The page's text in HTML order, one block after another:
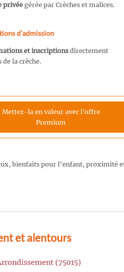
privée gérée par Crèches et malices.
d'admission
et inscriptionsdirectement
de la crèche.
Mettez-la en valeur avec l'offre
Premium
bienfaits pour l’enfant, proximité
et alentours
(75015)